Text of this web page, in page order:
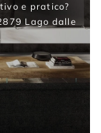
e pratico?
Lago dalle